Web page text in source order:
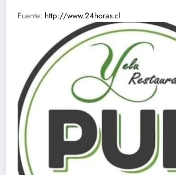
Fuente: http://www.24horas.cl